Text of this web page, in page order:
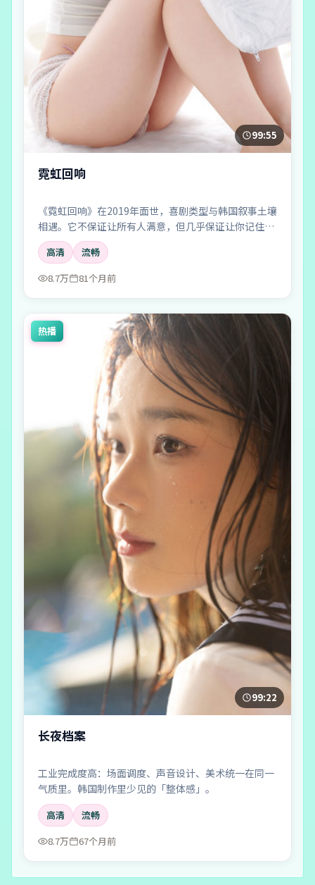
99:55
霓虹回响
《霓虹回响》在2019年面世，喜剧类型与韩国叙事土壤
相遇。它不保证让所有人满意，但几乎保证让你记住一
两个镜头、一两句对白，以及散场后心里那点挥之不去
的回声。
高清
流畅
8.7万
81个月前
热播
99:22
长夜档案
工业完成度高：场面调度、声音设计、美术统一在同一
气质里。韩国制作里少见的「整体感」。
高清
流畅
8.7万
67个月前